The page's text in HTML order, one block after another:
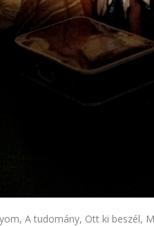
A tudomány, Ott ki beszél,